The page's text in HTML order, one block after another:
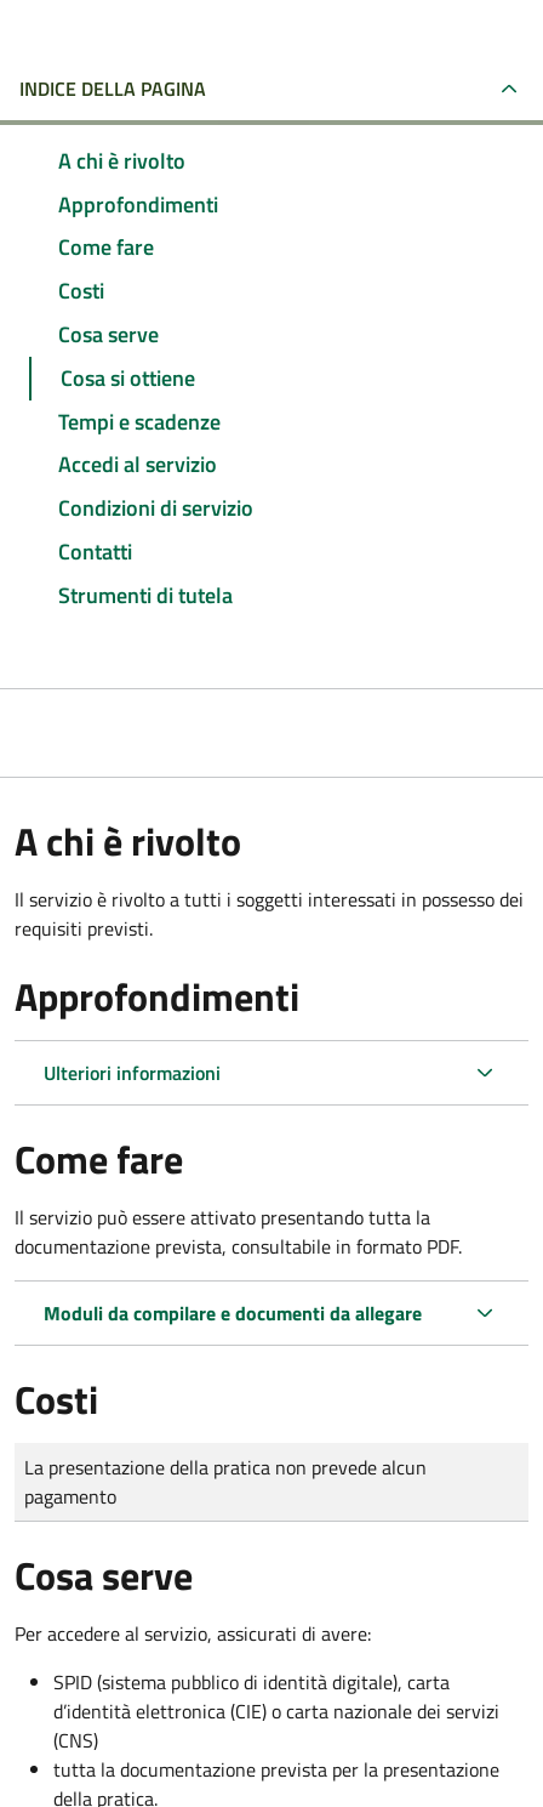
INDICE DELLA PAGINA
A chi è rivolto
Approfondimenti
Come fare
Costi
Cosa serve
Cosa si ottiene
Tempi e scadenze
Accedi al servizio
Condizioni di servizio
Contatti
Strumenti di tutela
A chi è rivolto
Il servizio è rivolto a tutti i soggetti interessati in possesso dei
requisiti previsti.
Approfondimenti
Ulteriori informazioni
Come fare
Il servizio può essere attivato presentando tutta la
documentazione prevista, consultabile in formato PDF.
Moduli da compilare e documenti da allegare
Costi
Tipo di pagamento
Importo
La presentazione della pratica non prevede alcun
pagamento
Cosa serve
Per accedere al servizio, assicurati di avere:
SPID (sistema pubblico di identità digitale), carta
d’identità elettronica (CIE) o carta nazionale dei servizi
(CNS)
tutta la documentazione prevista per la presentazione
della pratica.